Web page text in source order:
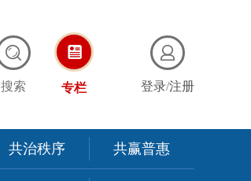
搜索 专栏 登录/注册
共治秩序 共赢普惠